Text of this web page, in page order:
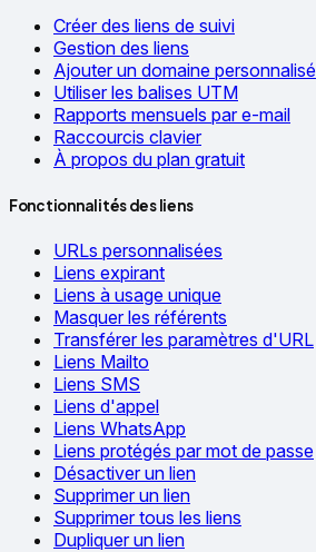
Créer des liens de suivi
Gestion des liens
Ajouter un domaine personnalisé
Utiliser les balises UTM
Rapports mensuels par e-mail
Raccourcis clavier
À propos du plan gratuit
Fonctionnalités des liens
URLs personnalisées
Liens expirant
Liens à usage unique
Masquer les référents
Transférer les paramètres d'URL
Liens Mailto
Liens SMS
Liens d'appel
Liens WhatsApp
Liens protégés par mot de passe
Désactiver un lien
Supprimer un lien
Supprimer tous les liens
Dupliquer un lien